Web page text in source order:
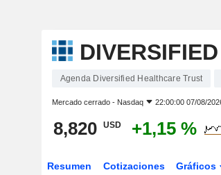
Agenda Diversified Healthcare Trust
Mercado cerrado - Nasdaq 22:00:00 07/08/
8,820 USD +1,15 %
Resumen Cotizaciones Gráficos